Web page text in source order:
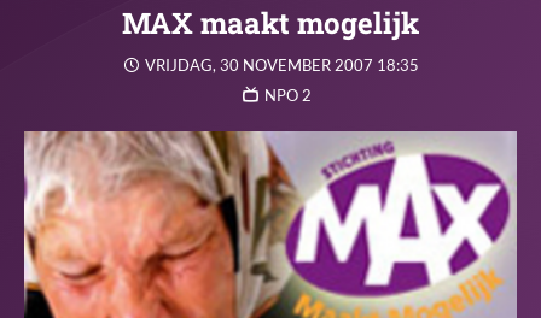
MAX maakt mogelijk
VRIJDAG, 30 NOVEMBER 2007 18:35
NPO 2